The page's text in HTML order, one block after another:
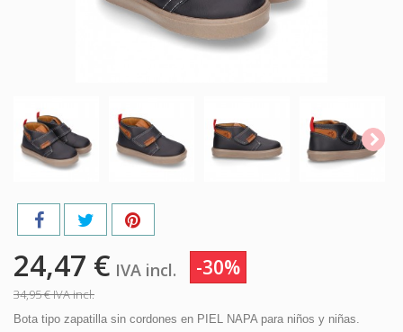
24,47 € IVA incl. -30%
34,95 €IVA incl.
Bota tipo zapatilla sin cordones en PIEL NAPA para niños y niñas.